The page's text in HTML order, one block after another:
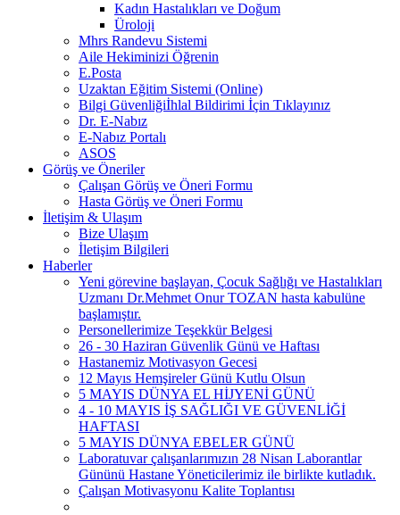
Kadın Hastalıkları ve Doğum
Üroloji
Mhrs Randevu Sistemi
Aile Hekiminizi Öğrenin
E.Posta
Uzaktan Eğitim Sistemi (Online)
Bilgi Güvenliğiİhlal Bildirimi İçin Tıklayınız
Dr. E-Nabız
E-Nabız Portalı
ASOS
Görüş ve Öneriler
Çalışan Görüş ve Öneri Formu
Hasta Görüş ve Öneri Formu
İletişim & Ulaşım
Bize Ulaşım
İletişim Bilgileri
Haberler
Yeni görevine başlayan, Çocuk Sağlığı ve Hastalıkları
Uzmanı Dr.Mehmet Onur TOZAN hasta kabulüne
başlamıştır.
Personellerimize Teşekkür Belgesi
26 - 30 Haziran Güvenlik Günü ve Haftası
Hastanemiz Motivasyon Gecesi
12 Mayıs Hemşireler Günü Kutlu Olsun
5 MAYIS DÜNYA EL HİJYENİ GÜNÜ
4 - 10 MAYIS İŞ SAĞLIĞI VE GÜVENLİĞİ
HAFTASI
5 MAYIS DÜNYA EBELER GÜNÜ
Laboratuvar çalışanlarımızın 28 Nisan Laborantlar
Gününü Hastane Yöneticilerimiz ile birlikte kutladık.
Çalışan Motivasyonu Kalite Toplantısı